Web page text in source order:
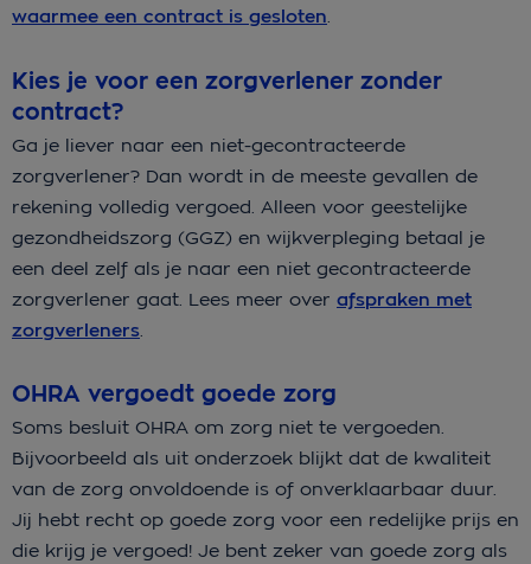
waarmee een contract is gesloten.
Kies je voor een zorgverlener zonder
contract?
Ga je liever naar een niet-gecontracteerde
zorgverlener? Dan wordt in de meeste gevallen de
rekening volledig vergoed. Alleen voor geestelijke
gezondheidszorg (GGZ) en wijkverpleging betaal je
een deel zelf als je naar een niet gecontracteerde
zorgverlener gaat. Lees meer over afspraken met
zorgverleners
OHRA vergoedt goede zorg
Soms besluit OHRA om zorg niet te vergoeden.
Bijvoorbeeld als uit onderzoek blijkt dat de kwaliteit
van de zorg onvoldoende is of onverklaarbaar duur.
Jij hebt recht op goede zorg voor een redelijke prijs en
die krijg je vergoed! Je bent zeker van goede zorg als